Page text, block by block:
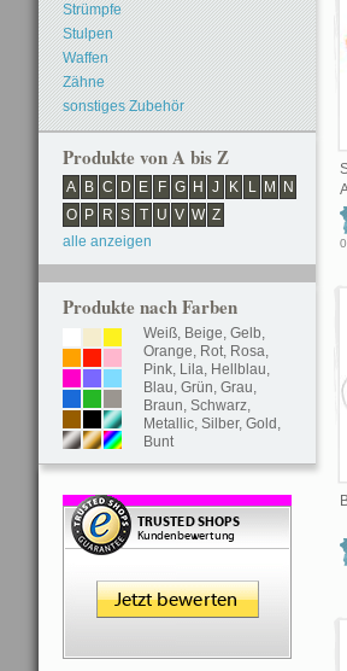
Strümpfe
Stulpen
Waffen
Zähne
sonstiges Zubehör
Produkte von A bis Z
A B C D E F G H J K L M
N
O
P R S T U V W Z
alle anzeigen
Produkte nach Farben
Weiß, Beige, Gelb,
Orange, Rot, Rosa,
Pink, Lila, Hellblau,
Blau, Grün, Grau,
Braun, Schwarz,
Metallic, Silber, Gold ,
Bunt